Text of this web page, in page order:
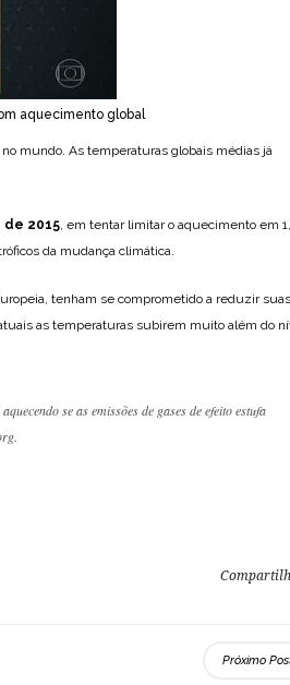
aquecimento global
mundo. As temperaturas globais médias já
de 2015 , em tentar limitar o aquecimento em
da mudança climática.
tenham se comprometido a reduzir suas
as temperaturas subirem muito além do
se as emissões de gases de efeito estufa
Próximo